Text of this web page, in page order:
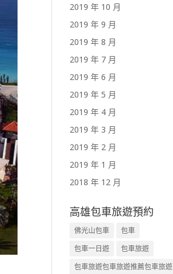
2019 年 10 月
2019 年 9 月
2019 年 8 月
2019 年 7 月
2019 年 6 月
2019 年 5 月
2019 年 4 月
2019 年 3 月
2019 年 2 月
2019 年 1 月
2018 年 12 月
高雄包車旅遊預約
佛光山包車
包車
包車一日遊
包車旅遊
包車旅遊包車旅遊推薦包車旅遊